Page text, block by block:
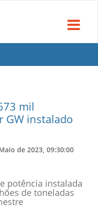
mil
GW instalado
de 2023, 09:30:00
potência instalada
de toneladas